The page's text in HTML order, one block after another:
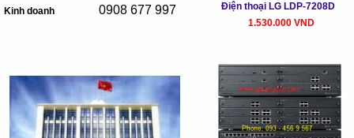
Kinh doanh 0908 677 997
Điện thoại LG LDP-7208D
1.530.000 VND